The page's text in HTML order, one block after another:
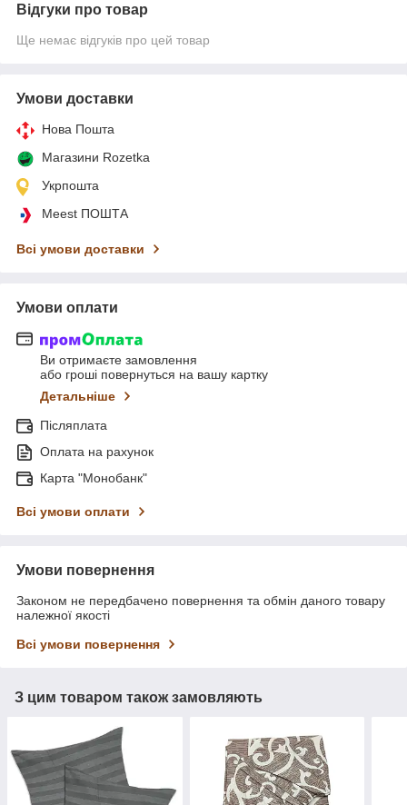
Відгуки про товар
Ще немає відгуків про цей товар
Умови доставки
Нова Пошта
Магазини Rozetka
Укрпошта
Meest ПОШТА
Всі умови доставки
Умови оплати
Ви отримаєте замовлення
або гроші повернуться на вашу картку
Детальніше
Післяплата
Оплата на рахунок
Карта "Монобанк"
Всі умови оплати
Умови повернення
Законом не передбачено повернення та обмін даного товару
належної якості
Всі умови повернення
З цим товаром також замовляють